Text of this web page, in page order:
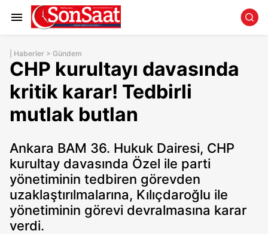
Haberler > Gündem
CHP kurultayı davasında
kritik karar! Tedbirli
mutlak butlan
Ankara BAM 36. Hukuk Dairesi, CHP
kurultay davasında Özel ile parti
yönetiminin tedbiren görevden
uzaklaştırılmalarına, Kılıçdaroğlu ile
yönetiminin görevi devralmasına karar
verdi.